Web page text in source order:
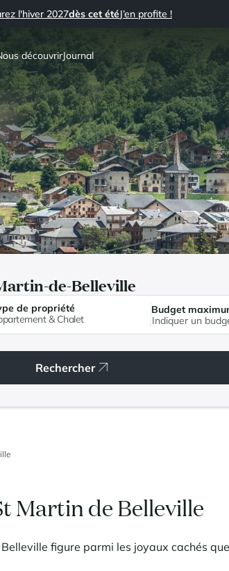
l'hiver 2027dès cet étéJ’en profite !
découvrirJournal
de-Belleville
de propriété
& Chalet
Budget
Rechercher
Martin de Belleville
figure parmi les joyaux cachés